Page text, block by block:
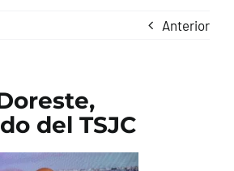
Anterior
del TSJC